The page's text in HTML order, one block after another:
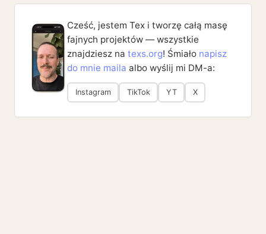
Cześć, jestem Tex i tworzę całą masę
fajnych projektów — wszystkie
znajdziesz na texs.org! Śmiało napisz
do mnie maila albo wyślij mi DM-a:
Instagram TikTok YT X